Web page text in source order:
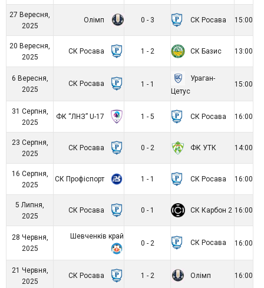
27 Вересня,
2025
Олімп 0 - 3 СК Росава 15:00
20 Вересня,
2025
СК Росава 1 - 2 СК Базис 13:00
6 Вересня,
2025
СК Росава 1 - 1
Ураган-
Цетус
15:00
31 Серпня,
2025
ФК “ЛНЗ” U-17 1 - 5 СК Росава 16:00
23 Серпня,
2025
СК Росава 0 - 2 ФК УТК 14:00
16 Серпня,
2025
СК Профіспорт 1 - 1 СК Росава 16:00
5 Липня,
2025
СК Росава 0 - 1 СК Карбон 2 16:00
28 Червня,
2025
Шевченків край
0 - 2
СК Росава 16:00
21 Червня,
2025
СК Росава 1 - 2 Олімп 16:00